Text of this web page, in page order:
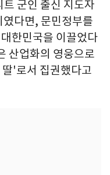
군인 출신 지도자
다면, 문민정부를
한민국을 이끌었다
산업화의 영웅으로
'로서 집권했다고